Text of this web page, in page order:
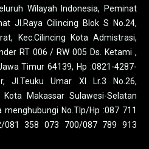
Wilayah Indonesia, Peminat
Jl.Raya Cilincing Blok S No.24,
Kec.Cilincing Kota Admistrasi,
RT 006 / RW 005 Ds. Ketami ,
Timur 64139, Hp :0821-4287-
Jl.Teuku Umar XI Lr.3 No.26,
Kota Makassar Sulawesi-Selatan
No.Tlp/Hp :087 711
081 358 073 700/087 789 913